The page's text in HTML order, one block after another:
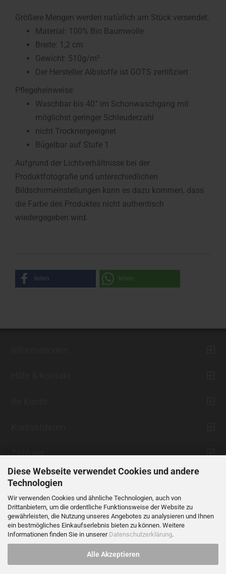
Diese Webseite verwendet Cookies und andere
Technologien
Wir verwenden Cookies und ähnliche Technologien, auch von
Drittanbietern, um die ordentliche Funktionsweise der Website zu
gewährleisten, die Nutzung unseres Angebotes zu analysieren und Ihnen
ein bestmögliches Einkaufserlebnis bieten zu können. Weitere
Informationen finden Sie in unserer Datenschutzerklärung.
Alle Akzeptieren
Größere Mengen werden natürlich am Stück versendet.
Material: 100% Bio Baumwolle
Breite: 1,2 cm
Gewicht: 510g/m²
Der Hersteller Albstoffe ist GOTS zertifiziert
Pflegeheinweise:
Waschbar bis 40° im Schonwaschgang mit
möglichst geringer Schleuderzahl
nicht Trocknergeeignet
Bügelbar auf Stufe 1
Aufgrund der Lichtverhältnisse bei der
Produktfotografie und unterschiedlichen
Bildschirmeinstellungen kann es dazu kommen, dass
die Farbe des Produktes nicht authentisch
wiedergegeben wird.
teilen teilen
Zahlung
Vertrag widerrufen